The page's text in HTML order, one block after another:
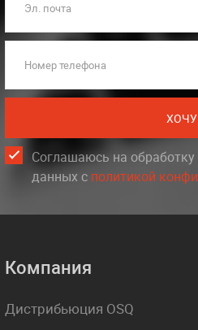
Эл. почта
Номер телефона
ХОЧУ
Соглашаюсь на
данных c политикой
Компания
Дистрибьюция OSQ